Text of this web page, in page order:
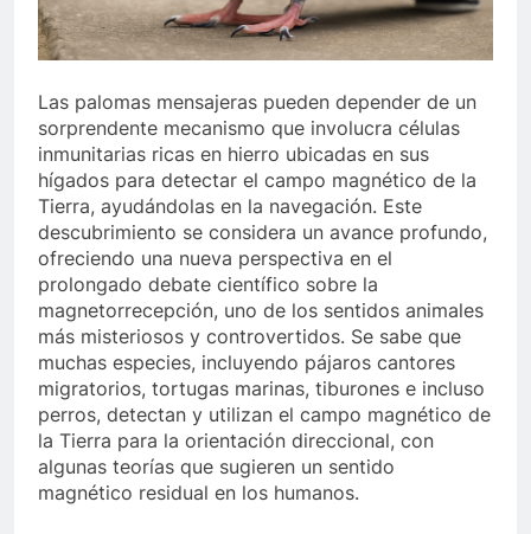
Las palomas mensajeras pueden depender de un
sorprendente mecanismo que involucra células
inmunitarias ricas en hierro ubicadas en sus
hígados para detectar el campo magnético de la
Tierra, ayudándolas en la navegación. Este
descubrimiento se considera un avance profundo,
ofreciendo una nueva perspectiva en el
prolongado debate científico sobre la
magnetorrecepción, uno de los sentidos animales
más misteriosos y controvertidos. Se sabe que
muchas especies, incluyendo pájaros cantores
migratorios, tortugas marinas, tiburones e incluso
perros, detectan y utilizan el campo magnético de
la Tierra para la orientación direccional, con
algunas teorías que sugieren un sentido
magnético residual en los humanos.